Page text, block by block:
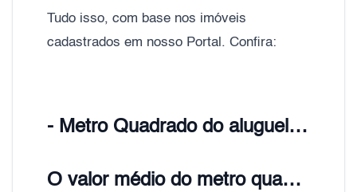
Tudo isso, com base nos imóveis
cadastrados em nosso Portal. Confira:
- Metro Quadrado do aluguel Tremembé, Zona Norte de São Paulo;
O valor médio do metro quadrado do aluguel de Casas e Sobrados Tremembé é de R$ 19,00